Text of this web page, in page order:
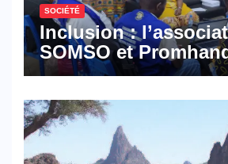
SOCIÉTÉ
Inclusion :
SOMSO et
militent en faveur
hôtellerie-